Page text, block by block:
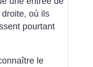
où ils
pourtant
le